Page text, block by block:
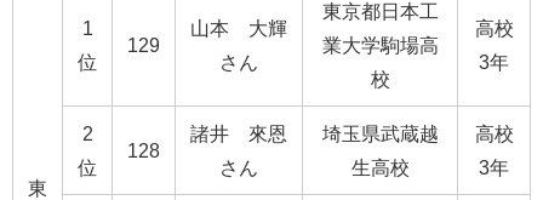
東
1
位
129
山本 大輝
さん
東京都日本工
業大学駒場高
校
高校
3年
2
位
128
諸井 來恩
さん
埼玉県武蔵越
生高校
高校
3年